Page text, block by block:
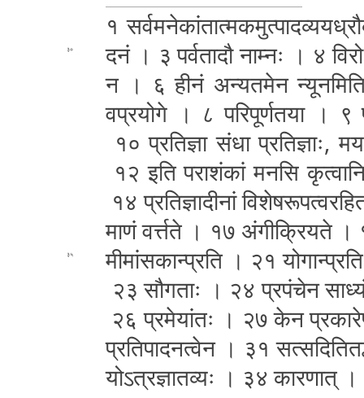
३०
१
द­नं । ३ प­र्व­ता­दौ नाम्नः । ४
न । ६ हीनं अ­न्य­त­मे­न
वप्रयोगे । ८ प­रि­पू­र्ण­त­या । ९
१० प्रतिज्ञा संधा प्र­ति­ज्ञाः­,
१२ इति प­रा­शं­कां मनसि
१४ प्र­ति­ज्ञा­दी­नां
मा­णं वर्त्तते । १७ अं­गी­क्रि­य­ते
३५
मी­मां­स­का­न्प्र­ति । २१
२३ सौगताः । २४ प्र­पं­चे­न
२६ प्र­मे­यां­तः । २७ केन
प्र­ति­पा­द­न­त्वे­न । ३१
यो­ऽ­त्र­ज्ञा­त­व्यः । ३४ का­र­णा­त् ।